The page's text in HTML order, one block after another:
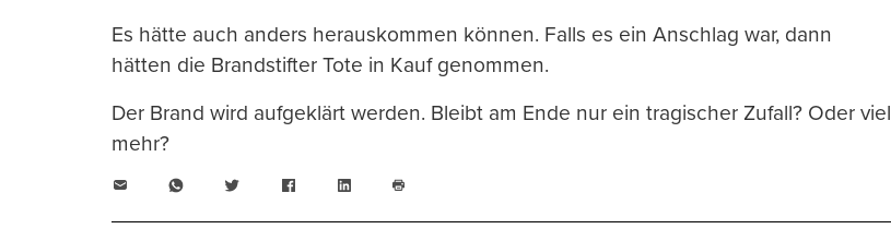
Es hätte auch anders herauskommen können. Falls es ein Anschlag war, dann
hätten die Brandstifter Tote in Kauf genommen.
Der Brand wird aufgeklärt werden. Bleibt am Ende nur ein tragischer Zufall? Oder viel
mehr?
WhatsAppTwitter FacebookLinkedIn
drucken